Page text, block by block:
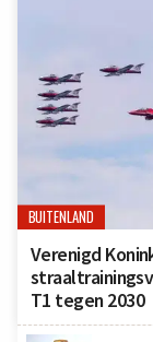
BUITENLAND
Verenigd
T1 tegen 2030